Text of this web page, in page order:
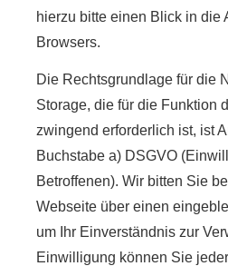
hierzu bitte einen Blick in die
Browsers.
Die Rechtsgrundlage für die
Storage, die für die Funktion
zwingend erforderlich ist, ist
Buchstabe a) DSGVO
Betroffenen). Wir bitten Sie
Webseite über einen
um Ihr Einverständnis zur
Einwilligung können Sie